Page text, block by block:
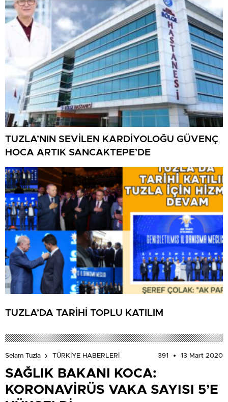
TUZLA’NIN SEVİLEN KARDİYOLOĞU GÜVENÇ
HOCA ARTIK SANCAKTEPE’DE
TUZLA’DA TARİHİ TOPLU KATILIM
Selam Tuzla TÜRKİYE HABERLERİ 391 13 Mart 2020
SAĞLIK BAKANI KOCA:
KORONAVİRÜS VAKA SAYISI 5’E